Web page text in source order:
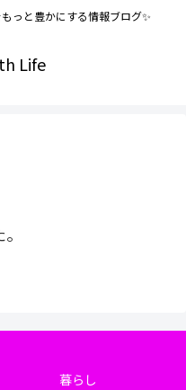
っと豊かにする情報ブログ✨
Life
暮らし